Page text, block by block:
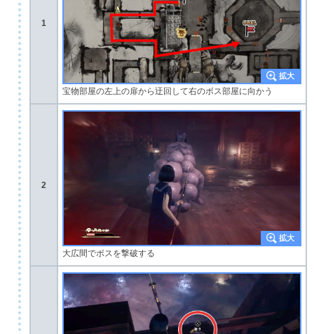
1
宝物部屋の左上の扉から迂回して右のボス部屋に向かう
2
大広間でボスを撃破する